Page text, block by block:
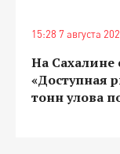
15:28 7 августа
На Сахалине
«Доступная
тонн улова